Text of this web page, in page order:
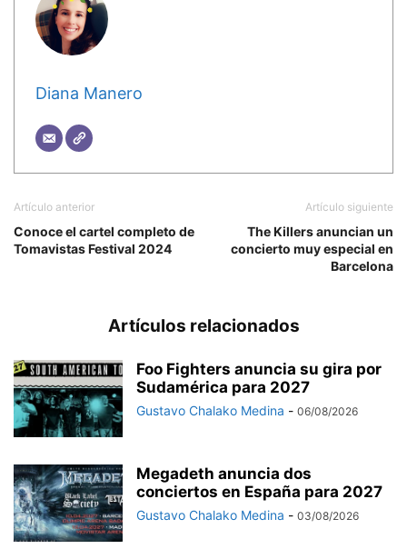
Diana Manero
Artículo anterior
Conoce el cartel completo de
Tomavistas Festival 2024
Artículo siguiente
The Killers anuncian un
concierto muy especial en
Barcelona
Artículos relacionados
Foo Fighters anuncia su gira por
Sudamérica para 2027
Gustavo Chalako Medina - 06/08/2026
Megadeth anuncia dos
conciertos en España para 2027
Gustavo Chalako Medina - 03/08/2026